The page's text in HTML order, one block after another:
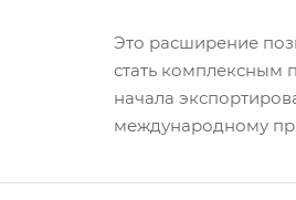
Это расширение
стать комплексным
начала
международному